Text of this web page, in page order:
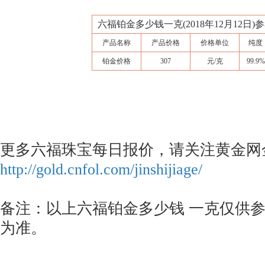
六福铂金多少钱一克(2018年12月12日)
产品名称 产品价格 价格单位 纯度
铂金价格 307 元/克 99.9%
更多六福珠宝每日报价，请关注黄金
http://gold.cnfol.com/jinshijiage/
备注：以上六福铂金多少钱 一克仅供
为准。